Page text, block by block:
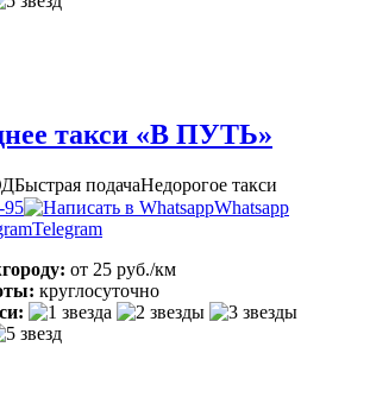
такси «В ПУТЬ»
Быстрая подачаНедорогое такси
Whatsapp
Telegram
от 25 руб./км
круглосуточно